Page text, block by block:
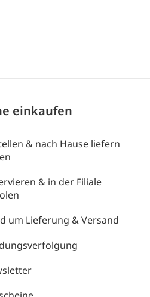
einkaufen
& nach Hause liefern
& in der Filiale
um Lieferung & Versand